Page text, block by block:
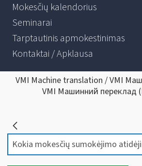
Mokesčių kalendorius
Seminarai
Tarptautinis apmokestinimas
Kontaktai / Apklausa
VMI Machine translation / VMI
VMI Машинний переклад (